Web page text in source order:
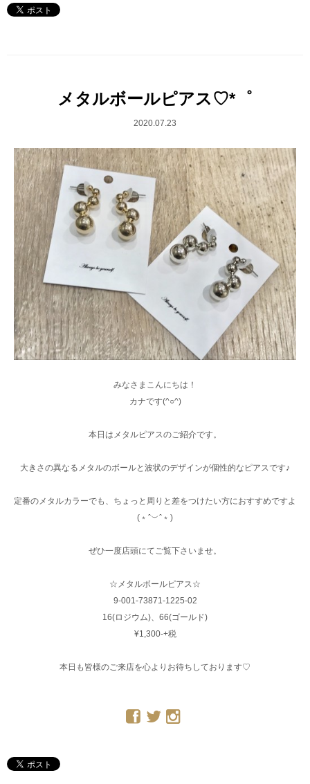
メタルボールピアス♡*゜
2020.07.23
みなさまこんにちは！
カナです(^○^)
本日はメタルピアスのご紹介です。
大きさの異なるメタルのボールと波状のデザインが個性的なピアスです♪
定番のメタルカラーでも、ちょっと周りと差をつけたい方におすすめですよ
(﹡ˆ︶ˆ﹡)
ぜひ一度店頭にてご覧下さいませ。
☆メタルボールピアス☆
9-001-73871-1225-02
16(ロジウム)、66(ゴールド)
¥1,300-+税
本日も皆様のご来店を心よりお待ちしております♡